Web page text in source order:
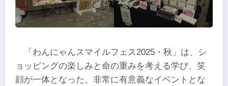
「わんにゃんスマイルフェス2025・秋」は、シ
ョッピングの楽しみと命の重みを考える学び、笑
顔が一体となった、非常に有意義なイベントとな